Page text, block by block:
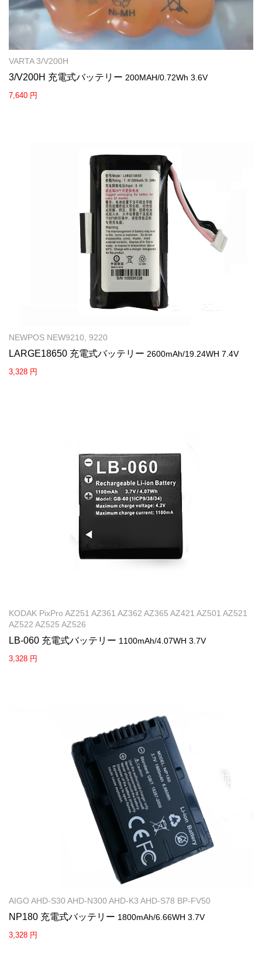
VARTA 3/V200H
3/V200H 充電式バッテリー 200MAH/0.72Wh 3.6V
7,640 円
NEWPOS NEW9210, 9220
LARGE18650 充電式バッテリー 2600mAh/19.24WH 7.4V
3,328 円
KODAK PixPro AZ251 AZ361 AZ362 AZ365 AZ421 AZ501 AZ521
AZ522 AZ525 AZ526
LB-060 充電式バッテリー 1100mAh/4.07WH 3.7V
3,328 円
AIGO AHD-S30 AHD-N300 AHD-K3 AHD-S78 BP-FV50
NP180 充電式バッテリー 1800mAh/6.66WH 3.7V
3,328 円